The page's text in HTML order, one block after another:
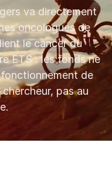
va directement
oncologues de
le cancer du
ETS : les fonds ne
de
pas au